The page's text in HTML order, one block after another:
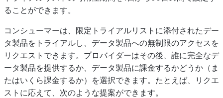
ることができます。
コンシューマーは、限定トライアルリストに添付されたデー
タ製品をトライアルし、データ製品への無制限のアクセスを
リクエストできます。プロバイダーはその後、誰に完全なデ
ータ製品を提供するか、データ製品に課金するかどうか（ま
たはいくら課金するか）を選択できます。たとえば、リクエ
ストに応えて、次のような提案ができます。